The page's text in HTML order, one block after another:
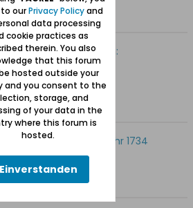
12:09
einer alten Danzigerin:
0 Likes
17:27
von Danzig im Jahr 1734
0 Likes
23:38
ourPrivacy Policyand
data processing
cookie practices as
therein. You also
that this forum
hosted outside your
and you consent to the
storage, and
of your data in the
where this forum is
hosted.
Einverstanden